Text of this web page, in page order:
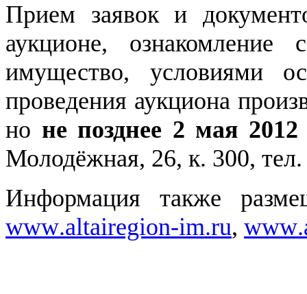
Прием заявок и
аукционе, ознакомление
имущество, условиями
проведения аукциона
но не позднее 2 мая 2012
Молодёжная, 26, к. 300,
Информация также
www.altairegion-im.ru, www.